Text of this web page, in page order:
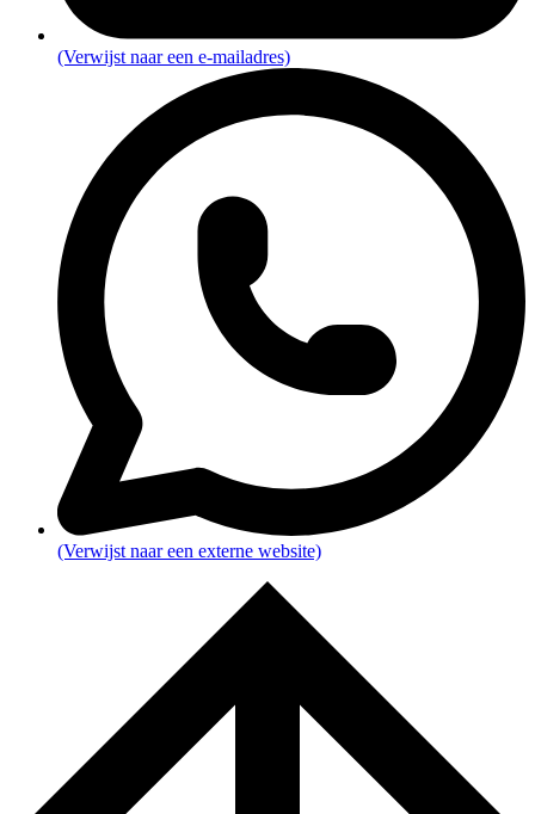
(Verwijst naar een e-mailadres)
(Verwijst naar een externe website)